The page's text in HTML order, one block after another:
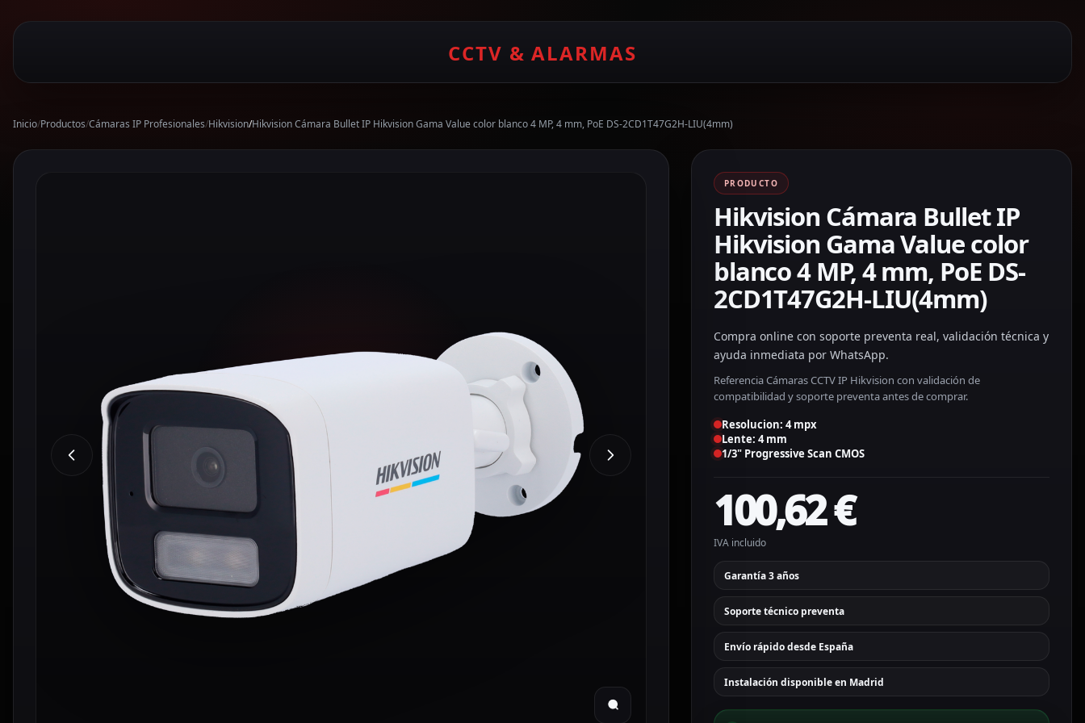
CCTV & ALARMAS
Inicio/Productos/Cámaras IP Profesionales/Hikvision/Hikvision Cámara Bullet IP Hikvision Gama Value color blanco 4 MP, 4 mm, PoE DS-2CD1T47G2H-LIU(4mm)
PRODUCTO
Hikvision Cámara Bullet IP
Hikvision Gama Value color
blanco 4 MP, 4 mm, PoE DS-
2CD1T47G2H-LIU(4mm)
Compra online con soporte preventa real, validación técnica y
ayuda inmediata por WhatsApp.
Referencia Cámaras CCTV IP Hikvision con validación de
compatibilidad y soporte preventa antes de comprar.
Resolucion: 4 mpx
Lente: 4 mm
1/3" Progressive Scan CMOS
100,62€
IVA incluido
Garantía 3 años
Soporte técnico preventa
Envío rápido desde España
Instalación disponible en Madrid